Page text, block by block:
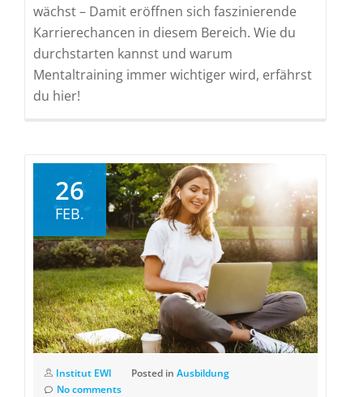
wächst – Damit eröffnen sich faszinierende
Karrierechancen in diesem Bereich. Wie du
durchstarten kannst und warum
Mentaltraining immer wichtiger wird, erfährst
du hier!
26
FEB.
Institut EWI Posted in Ausbildung
No comments